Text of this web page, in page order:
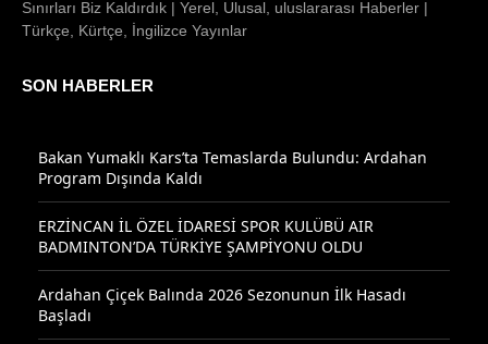
Sınırları Biz Kaldırdık | Yerel, Ulusal, uluslararası Haberler |
Türkçe, Kürtçe, İngilizce Yayınlar
SON HABERLER
Bakan Yumaklı Kars’ta Temaslarda Bulundu: Ardahan
Program Dışında Kaldı
ERZİNCAN İL ÖZEL İDARESİ SPOR KULÜBÜ AIR
BADMINTON’DA TÜRKİYE ŞAMPİYONU OLDU
Ardahan Çiçek Balında 2026 Sezonunun İlk Hasadı
Başladı